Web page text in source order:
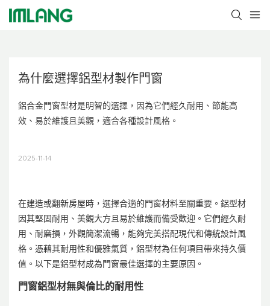
為什麼選擇鋁型材製作門窗
鋁合金門窗型材是明智的選擇，因為它們經久耐用、節能高
效、易於維護且美觀，適合各種設計風格。
2025-11-14
在建造或翻新房屋時，選擇合適的門窗材料至關重要。鋁型材
因其堅固耐用、美觀大方且易於維護而備受歡迎。它們經久耐
用、耐磨損，外觀簡潔流暢，能夠完美搭配現代和傳統設計風
格。憑藉其耐用性和優雅氣質，鋁型材為任何項目帶來持久價
值。以下是鋁型材成為門窗最佳選擇的主要原因。
門窗鋁型材無與倫比的耐用性